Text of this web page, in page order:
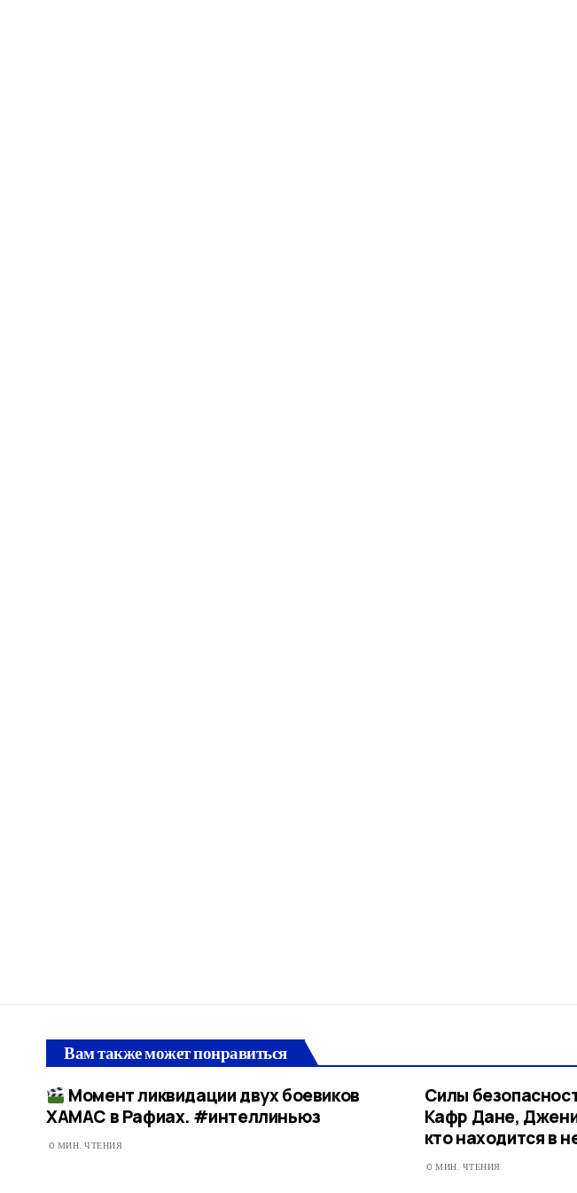
Вам также может понравиться
Момент ликвидации двух боевиков
ХАМАС в Рафиах. #интеллиньюз​
0 МИН. ЧТЕНИЯ
Силы
Кафр Дане,
кто находится в
0 МИН. ЧТЕНИЯ